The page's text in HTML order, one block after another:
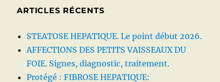
ARTICLES RÉCENTS
STEATOSE HEPATIQUE. Le point début 2026.
AFFECTIONS DES PETITS VAISSEAUX DU
FOIE. Signes, diagnostic, traitement.
Protégé : FIBROSE HEPATIQUE: